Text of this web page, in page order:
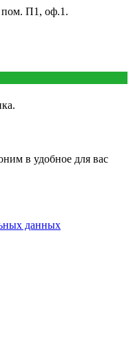
пом. П1, оф.1.
в удобное для вас
данных